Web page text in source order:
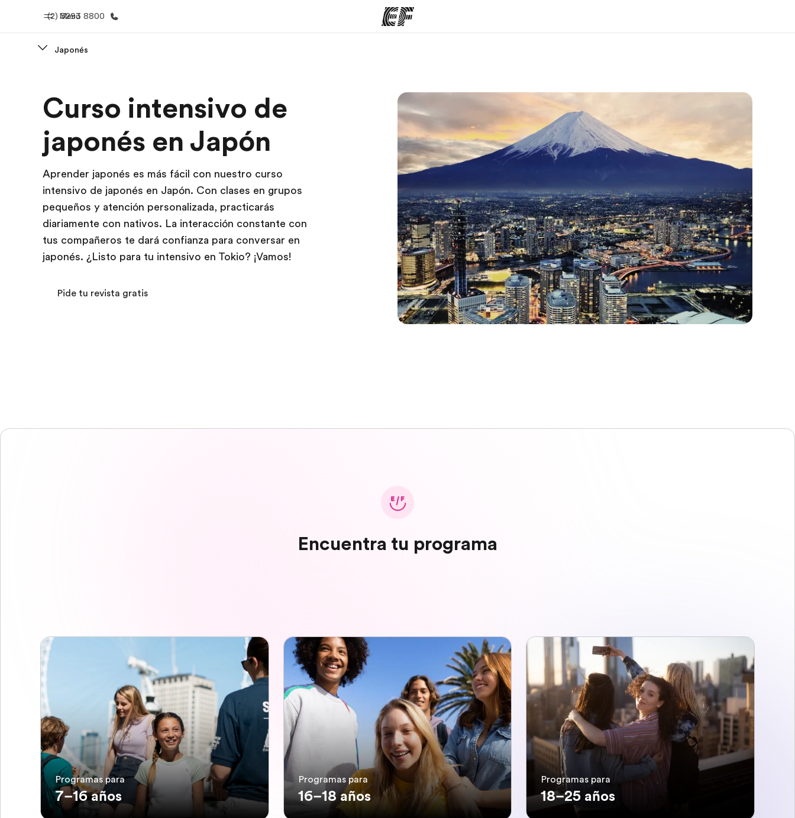
Menú
(2) 3293 8800
Bienvenido a EF Ver todo lo que hacemos Encuentra una oficina
Japonés
Curso intensivo de
japonés en Japón
Aprender japonés es más fácil con nuestro curso
intensivo de japonés en Japón. Con clases en grupos
pequeños y atención personalizada, practicarás
diariamente con nativos. La interacción constante con
tus compañeros te dará confianza para conversar en
japonés. ¿Listo para tu intensivo en Tokio? ¡Vamos!
Pide tu revista gratis
Encuentra tu programa
Programas para
7–16 años
Programas para
16–18 años
Programas para
18–25 años